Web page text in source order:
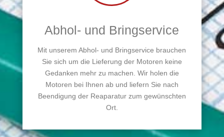
Abhol- und Bringservice
Mit unserem Abhol- und Bringservice brauchen
Sie sich um die Lieferung der Motoren keine
Gedanken mehr zu machen. Wir holen die
Motoren bei Ihnen ab und liefern Sie nach
Beendigung der Reaparatur zum gewünschten
Ort.